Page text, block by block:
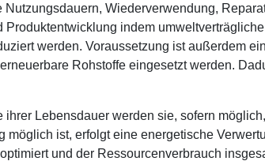
Wiederverwendung,
indem
werden. Voraussetzung ist außerdem
Rohstoffe eingesetzt werden.
Lebensdauer werden sie, sofern möglich,
ist, erfolgt eine energetische
und der Ressourcenverbrauch